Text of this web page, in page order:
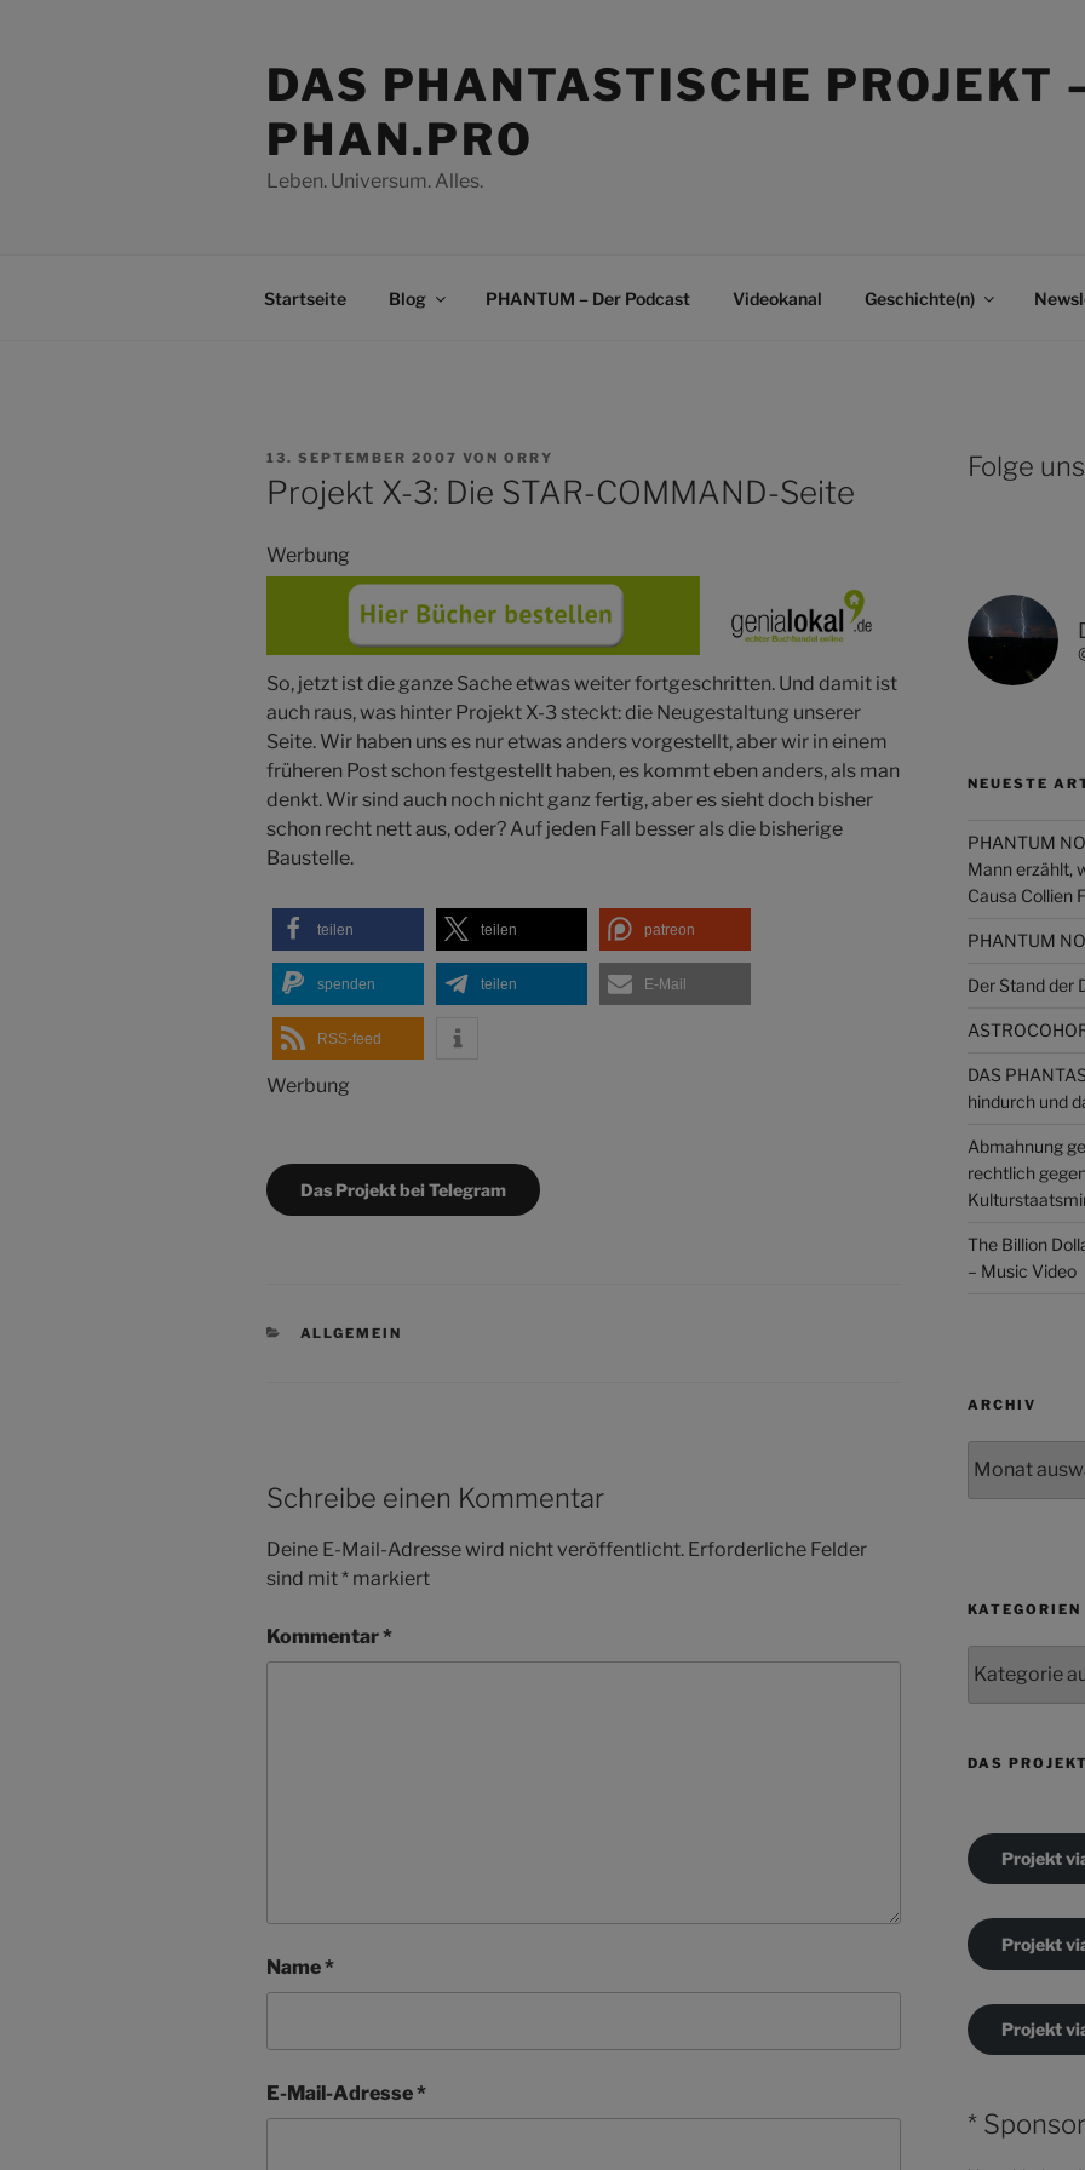
DAS PHANTASTISCHE PROJEKT
PHAN.PRO
Leben. Universum. Alles.
Startseite Blog PHANTUM – Der Podcast Videokanal Geschichte(n)
VERÖFFENTLICHT
AM
13. SEPTEMBER 2007 VON ORRY
Projekt X-3: Die STAR-COMMAND-Seite
Werbung
So, jetzt ist die ganze Sache etwas weiter fortgeschritten. Und damit ist
auch raus, was hinter Projekt X-3 steckt: die Neugestaltung unserer
Seite. Wir haben uns es nur etwas anders vorgestellt, aber wir in einem
früheren Post schon festgestellt haben, es kommt eben anders, als man
denkt. Wir sind auch noch nicht ganz fertig, aber es sieht doch bisher
schon recht nett aus, oder? Auf jeden Fall besser als die bisherige
Baustelle.
teilen teilen patreon
spenden teilen E-Mail
RSS-feed
Werbung
Das Projekt bei Telegram
KATEGORIEN
ALLGEMEIN
Schreibe einen Kommentar
Deine E-Mail-Adresse wird nicht veröffentlicht. Erforderliche Felder
sind mit* markiert
Kommentar*
Name*
E-Mail-Adresse*
Folge
NEUESTE
PHANTUM
Mann erzählt,
Causa Collien
PHANTUM
Der Stand der
DAS
hindurch und
Abmahnung
rechtlich
The Billion
– Music Video
ARCHIV
KATEGORIEN
DAS
Projekt
Projekt
Projekt
*